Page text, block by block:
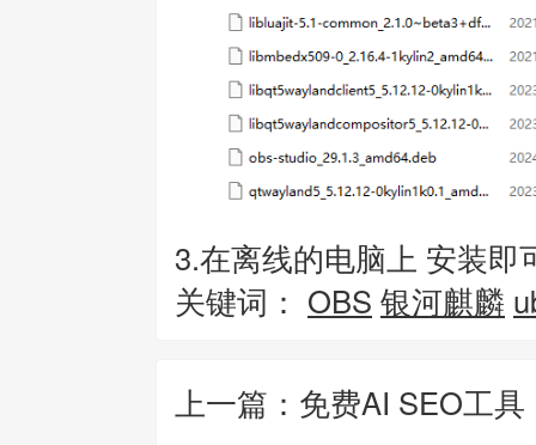
3.在离线的电脑上 安装即
关键词： OBS 银河麒麟
上一篇：免费AI SEO工